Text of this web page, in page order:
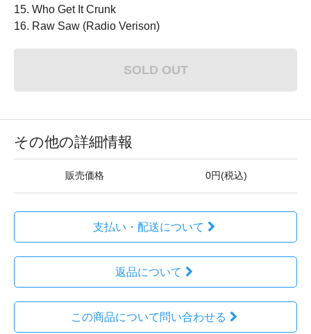
15. Who Get It Crunk
16. Raw Saw (Radio Verison)
SOLD OUT
その他の詳細情報
販売価格 0円(税込)
支払い・配送について
返品について
この商品について問い合わせる